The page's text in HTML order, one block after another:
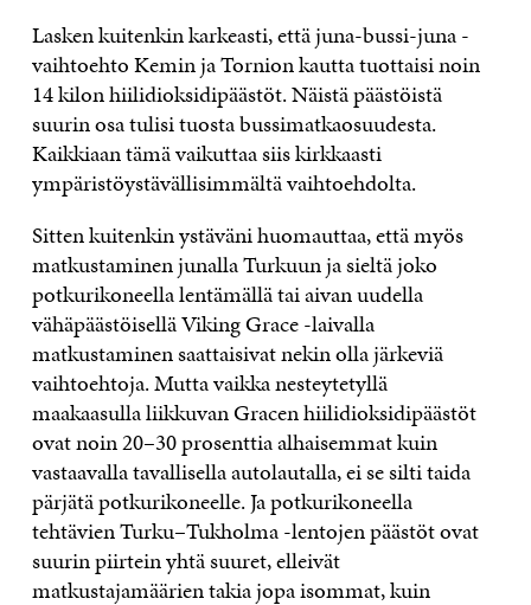
Lasken kuitenkin karkeasti, että juna-bussi-juna -
vaihtoehto Kemin ja Tornion kautta tuottaisi noin
14 kilon hiilidioksidipäästöt. Näistä päästöistä
suurin osa tulisi tuosta bussimatkaosuudesta.
Kaikkiaan tämä vaikuttaa siis kirkkaasti
ympäristöystävällisimmältä vaihtoehdolta.
Sitten kuitenkin ystäväni huomauttaa, että myös
matkustaminen junalla Turkuun ja sieltä joko
potkurikoneella lentämällä tai aivan uudella
vähäpäästöisellä Viking Grace -laivalla
matkustaminen saattaisivat nekin olla järkeviä
vaihtoehtoja. Mutta vaikka nesteytetyllä
maakaasulla liikkuvan Gracen hiilidioksidipäästöt
ovat noin 20–30 prosenttia alhaisemmat kuin
vastaavalla tavallisella autolautalla, ei se silti taida
pärjätä potkurikoneelle. Ja potkurikoneella
tehtävien Turku–Tukholma -lentojen päästöt ovat
suurin piirtein yhtä suuret, elleivät
matkustajamäärien takia jopa isommat, kuin